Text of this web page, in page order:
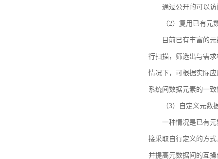
通过公开的可以
（2）复用已有元
目前已有丰富的
行扫描，筛选出与需
情况下，可根据实际
系统间数据元素的一致
（3）自定义元数
一种情况是已有
接采取自行定义的方
并提高元数据间的互